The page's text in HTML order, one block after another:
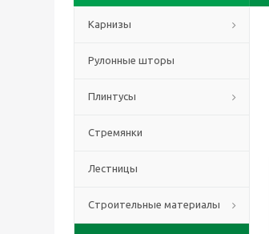
Карнизы
Рулонные шторы
Плинтусы
Стремянки
Лестницы
Строительные материалы